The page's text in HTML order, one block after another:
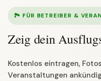
🏞 FÜR BETREIBER &
Zeig dein
Kostenlos eintragen,
Veranstaltungen